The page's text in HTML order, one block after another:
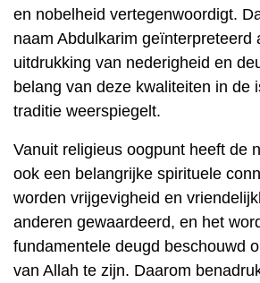
en nobelheid vertegenwoordigt.
naam Abdulkarim geïnterpreteerd
uitdrukking van nederigheid en
belang van deze kwaliteiten in de
traditie weerspiegelt.
Vanuit religieus oogpunt heeft de
ook een belangrijke spirituele
worden vrijgevigheid en
anderen gewaardeerd, en het
fundamentele deugd beschouwd
van Allah te zijn. Daarom